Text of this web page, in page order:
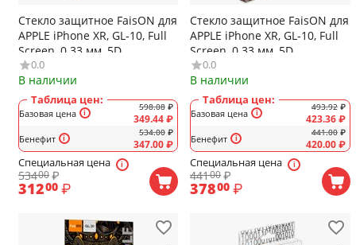
Стекло защитное FaisON для
APPLE iPhone XR, GL-10, Full
Screen, 0.33 мм, 5D,
глянцевое, полный клей,
цвет: чёрный
0.0
В наличии
Таблица цен:
Базовая цена
Бенефит
598.08 ₽
349.44₽
534.00 ₽
347.00₽
Специальная цена
53400 ₽
31200 ₽
Стекло защитное FaisON для
APPLE iPhone XR, GL-10, Full
Screen, 0.33 мм, 5D,
глянцевое, цвет: белый
0.0
В наличии
Таблица цен:
Базовая цена
Бенефит
493.92 ₽
423.36₽
441.00 ₽
420.00₽
Специальная цена
44100₽
37800 ₽